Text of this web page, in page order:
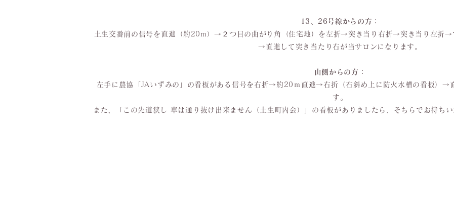
13、26号線からの方：
土生交番前の信号を直進（約20m）→２つ目の曲がり角（住宅地）を左折→突き当り右折→突き当り左折→
→直進して突き当たり右が当サロンになります。
山側からの方：
左手に農協「JAいずみの」の看板がある信号を右折→約20ｍ直進→右折（右斜め上に防火水槽の看板）→
す。
また、「この先道狭し 車は通り抜け出来ません（土生町内会）」の看板がありましたら、そちらでお待ち